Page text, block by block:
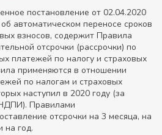
постановление от 02.04.2020
автоматическом переносе сроков
взносов, содержит Правила
отсрочки (рассрочки) по
платежей по налогу и страховых
применяются в отношении
по налогам и страховых
наступил в 2020 году (за
Правилами
отсрочки на 3 месяца, на
на год.